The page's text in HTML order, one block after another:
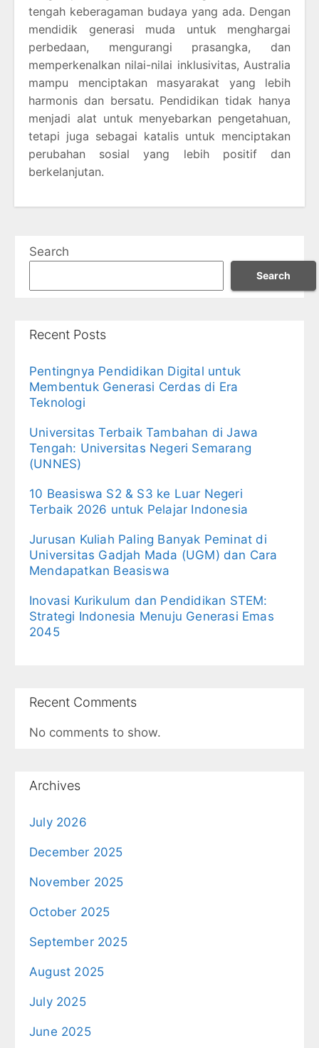
tengah keberagaman budaya yang ada. Dengan
mendidik generasi muda untuk menghargai
perbedaan, mengurangi prasangka, dan
memperkenalkan nilai-nilai inklusivitas, Australia
mampu menciptakan masyarakat yang lebih
harmonis dan bersatu. Pendidikan tidak hanya
menjadi alat untuk menyebarkan pengetahuan,
tetapi juga sebagai katalis untuk menciptakan
perubahan sosial yang lebih positif dan
berkelanjutan.
Search
Search
Recent Posts
Pentingnya Pendidikan Digital untuk
Membentuk Generasi Cerdas di Era
Teknologi
Universitas Terbaik Tambahan di Jawa
Tengah: Universitas Negeri Semarang
(UNNES)
10 Beasiswa S2 & S3 ke Luar Negeri
Terbaik 2026 untuk Pelajar Indonesia
Jurusan Kuliah Paling Banyak Peminat di
Universitas Gadjah Mada (UGM) dan Cara
Mendapatkan Beasiswa
Inovasi Kurikulum dan Pendidikan STEM:
Strategi Indonesia Menuju Generasi Emas
2045
Recent Comments
No comments to show.
Archives
July 2026
December 2025
November 2025
October 2025
September 2025
August 2025
July 2025
June 2025